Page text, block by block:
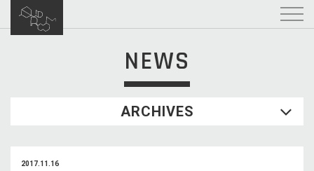
NEWS
ARCHIVES
2017.11.16